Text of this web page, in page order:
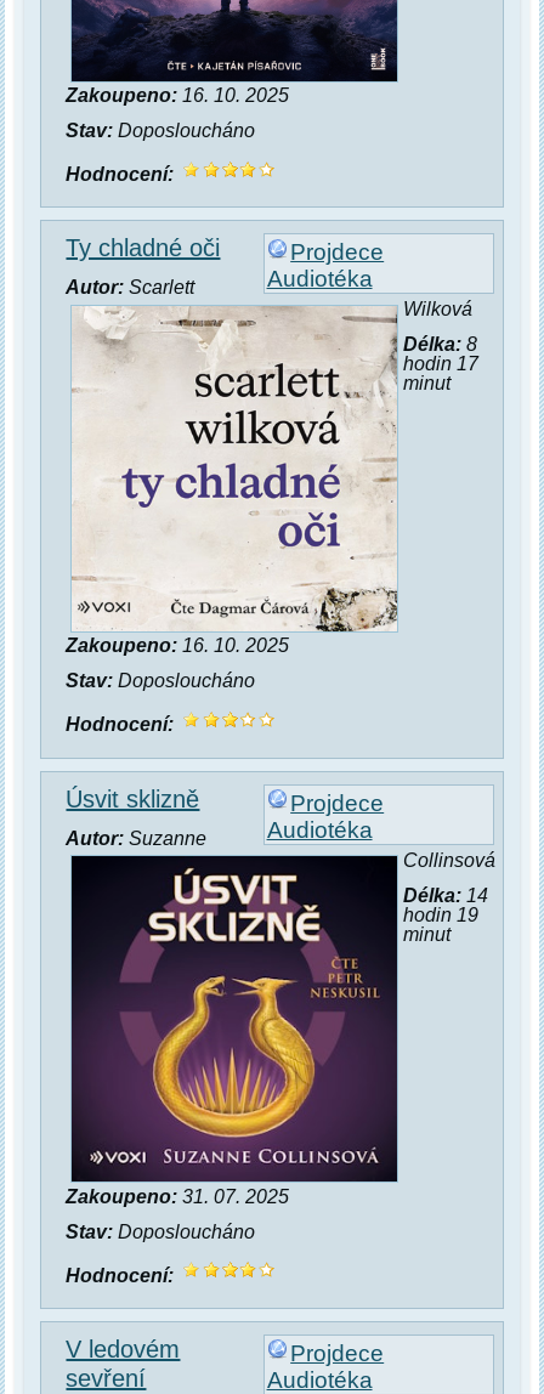
Zakoupeno: 16. 10. 2025
Stav: Doposloucháno
Hodnocení:
Projdece
Audiotéka
Ty chladné oči
Autor: Scarlett
Wilková
Délka:8
hodin 17
minut
Zakoupeno: 16. 10. 2025
Stav: Doposloucháno
Hodnocení:
Projdece
Audiotéka
Úsvit sklizně
Autor: Suzanne
Collinsová
Délka:14
hodin 19
minut
Zakoupeno: 31. 07. 2025
Stav: Doposloucháno
Hodnocení:
Projdece
Audiotéka
V ledovém
sevření